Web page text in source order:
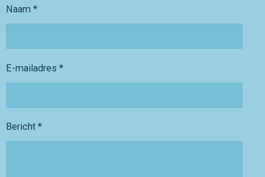
Naam *
E-mailadres *
Bericht *